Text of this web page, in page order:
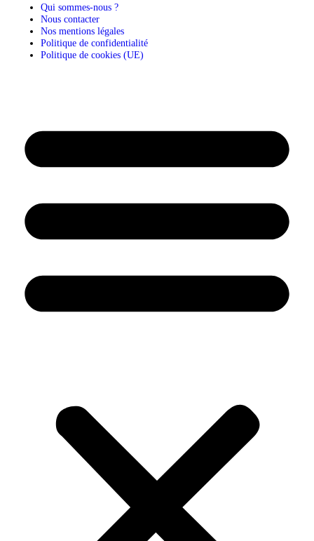
Qui sommes-nous ?
Nous contacter
Nos mentions légales
Politique de confidentialité
Politique de cookies (UE)